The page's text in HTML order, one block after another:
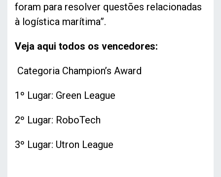
foram para resolver questões relacionadas
à logística marítima”.
Veja aqui todos os vencedores:
Categoria Champion’s Award
1º Lugar: Green League
2º Lugar: RoboTech
3º Lugar: Utron League